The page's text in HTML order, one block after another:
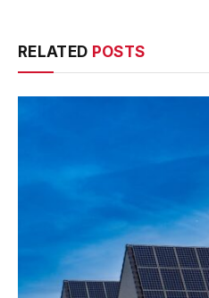
RELATED POSTS